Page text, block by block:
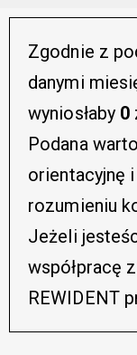
Zgodnie z
danymi
wyniosłaby 0
Podana
orientacyjnę
rozumieniu
Jeżeli
współpracę
REWIDENT